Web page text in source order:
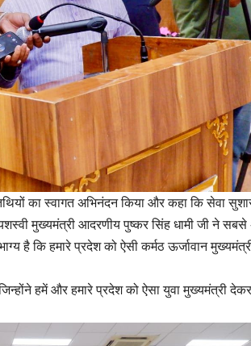
का स्वागत अभिनंदन किया और कहा कि सेवा
मुख्यमंत्री आदरणीय पुष्कर सिंह धामी जी ने
है कि हमारे प्रदेश को ऐसी कर्मठ ऊर्जावान
हमें और हमारे प्रदेश को ऐसा युवा मुख्यमंत्री देकर